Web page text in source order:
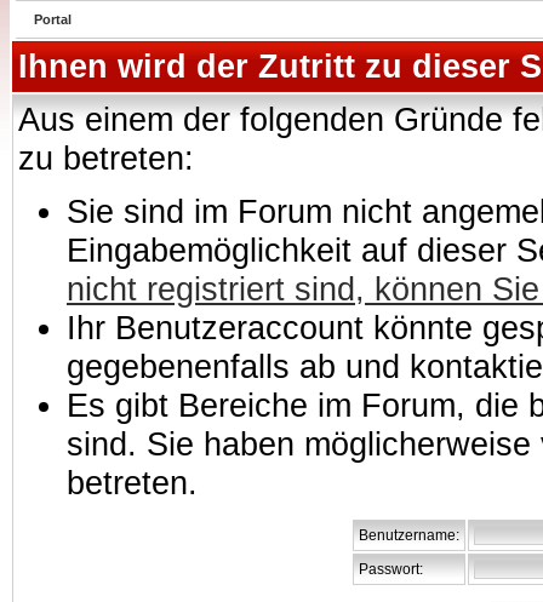
Portal
Ihnen wird der Zutritt zu dieser
Aus einem der folgenden Gründe
zu betreten:
Sie sind im Forum nicht
Eingabemöglichkeit auf dieser
nicht registriert sind, können
Ihr Benutzeraccount könnte
gegebenenfalls ab und
Es gibt Bereiche im Forum, die
sind. Sie haben
betreten.
Benutzername:
Passwort: